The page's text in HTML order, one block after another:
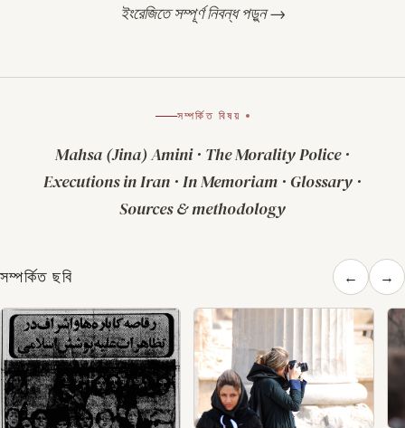
ইংরেজিতে সম্পূর্ণ নিবন্ধ পড়ুন →
সম্পর্কিত বিষয়
Mahsa (Jina) Amini· The Morality Police·
Executions in Iran · In Memoriam · Glossary ·
Sources & methodology
সম্পর্কিত ছবি ← →